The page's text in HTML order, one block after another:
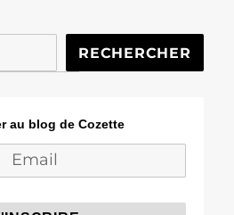
RECHERCHER
au blog de Cozette